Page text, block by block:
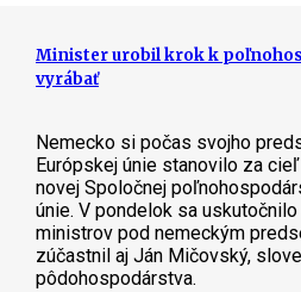
Minister urobil krok k
vyrábať
Nemecko si počas svojho
Európskej únie stanovilo za
novej Spoločnej
únie. V pondelok sa
ministrov pod nemeckým
zúčastnil aj Ján Mičovský,
pôdohospodárstva.